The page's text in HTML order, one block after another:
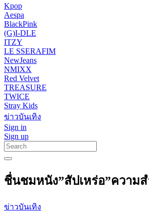
Kpop
Aespa
BlackPink
(G)I-DLE
ITZY
LE SSERAFIM
NewJeans
NMIXX
Red Velvet
TREASURE
TWICE
Stray Kids
ข่าวบันเทิง
Sign in
Sign up
ชื่นชมหนัง”สัปเหร่อ”ความส
ข่าวบันเทิง